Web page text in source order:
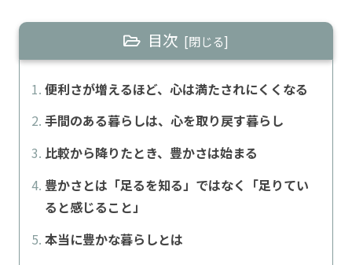
目次
便利さが増えるほど、心は満たされにくくなる
手間のある暮らしは、心を取り戻す暮らし
比較から降りたとき、豊かさは始まる
豊かさとは「足るを知る」ではなく「足りてい
ると感じること」
本当に豊かな暮らしとは